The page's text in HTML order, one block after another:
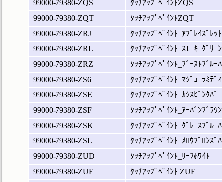
99000-79380-ZQS
ﾀｯﾁｱｯﾌﾟﾍﾟｲﾝﾄZQS
99000-79380-ZQT
ﾀｯﾁｱｯﾌﾟﾍﾟｲﾝﾄZQT
99000-79380-ZRJ
ﾀｯﾁｱｯﾌﾟﾍﾟｲﾝﾄ_ｱﾌﾞﾚｲｽﾞﾚｯ
99000-79380-ZRL
ﾀｯﾁｱｯﾌﾟﾍﾟｲﾝﾄ_ｽﾓｰｷｰｸﾞﾘｰ
99000-79380-ZRZ
ﾀｯﾁｱｯﾌﾟﾍﾟｲﾝﾄ_ﾌﾞｰｽﾄﾌﾞﾙｰ
99000-79380-ZS6
ﾀｯﾁｱｯﾌﾟﾍﾟｲﾝﾄ_ﾏｼﾞｮｰﾗﾐﾃﾞ
99000-79380-ZSE
ﾀｯﾁｱｯﾌﾟﾍﾟｲﾝﾄ_ｶｼｽﾋﾟﾝｸﾊﾟ
99000-79380-ZSF
ﾀｯﾁｱｯﾌﾟﾍﾟｲﾝﾄ_ｱｰﾊﾞﾝﾌﾞﾗｳ
99000-79380-ZSK
ﾀｯﾁｱｯﾌﾟﾍﾟｲﾝﾄ_ｸﾞﾚｰｽﾌﾞﾙｰ
99000-79380-ZSL
ﾀｯﾁｱｯﾌﾟﾍﾟｲﾝﾄ_ﾒﾛｳﾌﾞﾛﾝｽﾞ
99000-79380-ZUD
ﾀｯﾁｱｯﾌﾟﾍﾟｲﾝﾄ_ﾘｰﾌﾎﾜｲﾄ
99000-79380-ZUE
ﾀｯﾁｱｯﾌﾟﾍﾟｲﾝﾄ ZUE